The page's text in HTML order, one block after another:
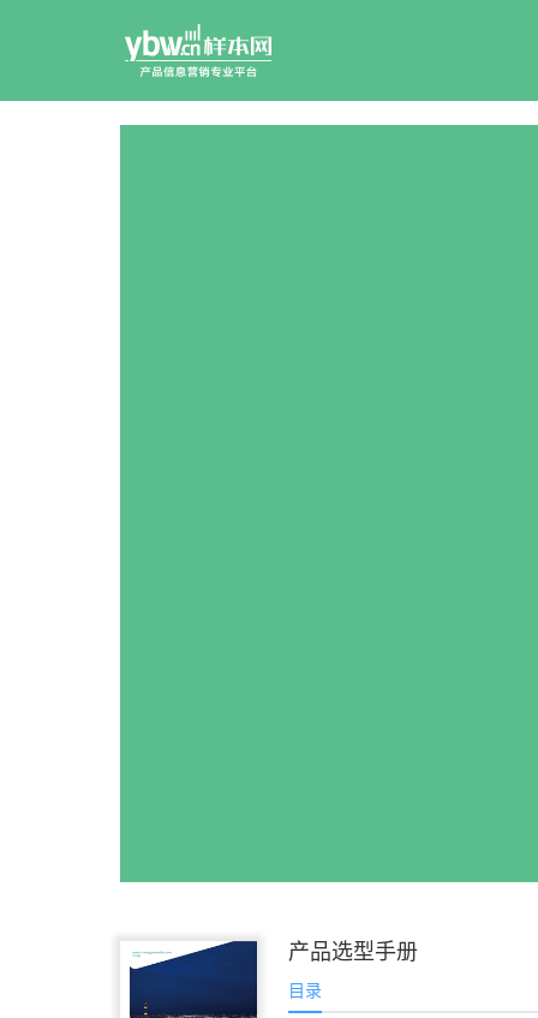
产品选型手册
目录